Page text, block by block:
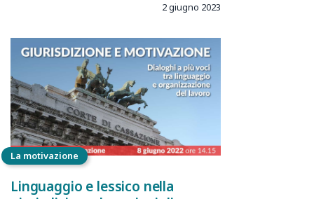
2 giugno 2023
La motivazione
Linguaggio e lessico nella